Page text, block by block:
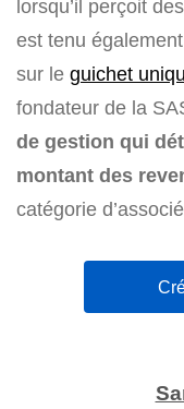
lorsqu’il perçoit
est tenu
sur le guichet
fondateur de la
de gestion qui
montant des
catégorie